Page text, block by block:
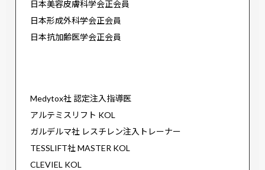
日本美容皮膚科学会正会員
日本形成外科学会正会員
日本抗加齢医学会正会員
Medytox社 認定注入指導医
アルテミスリフト KOL
ガルデルマ社 レスチレン注入トレーナー
TESSLIFT社 MASTER KOL
CLEVIEL KOL